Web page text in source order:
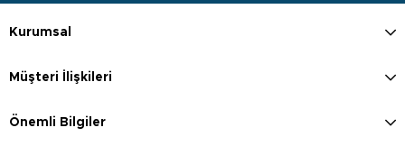
Kurumsal
Müşteri İlişkileri
Önemli Bilgiler